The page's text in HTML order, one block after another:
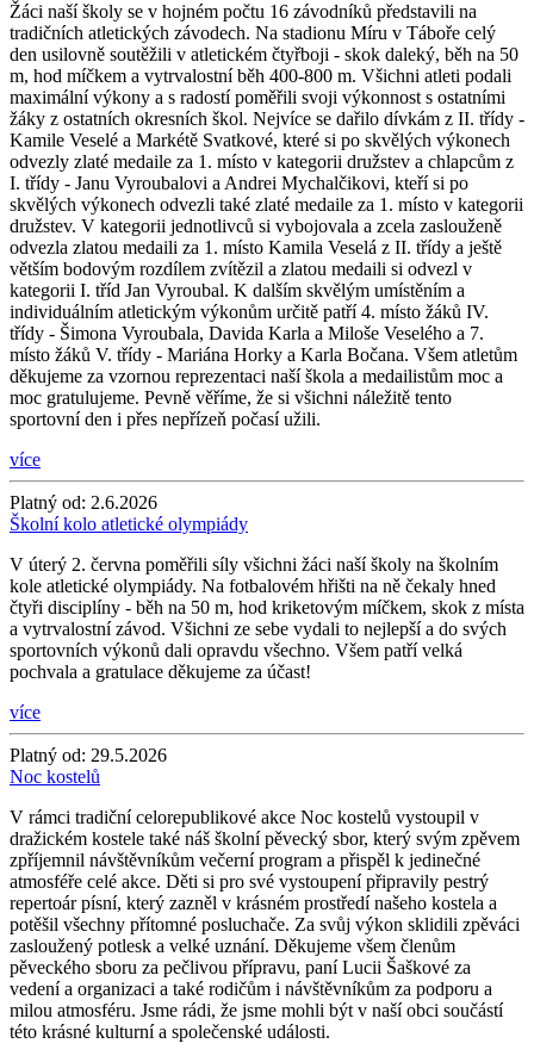
Žáci naší školy se v hojném počtu 16 závodníků představili na
tradičních atletických závodech. Na stadionu Míru v Táboře celý
den usilovně soutěžili v atletickém čtyřboji - skok daleký, běh na 50
m, hod míčkem a vytrvalostní běh 400-800 m. Všichni atleti podali
maximální výkony a s radostí poměřili svoji výkonnost s ostatními
žáky z ostatních okresních škol. Nejvíce se dařilo dívkám z II. třídy -
Kamile Veselé a Markétě Svatkové, které si po skvělých výkonech
odvezly zlaté medaile za 1. místo v kategorii družstev a chlapcům z
I. třídy - Janu Vyroubalovi a Andrei Mychalčikovi, kteří si po
skvělých výkonech odvezli také zlaté medaile za 1. místo v kategorii
družstev. V kategorii jednotlivců si vybojovala a zcela zaslouženě
odvezla zlatou medaili za 1. místo Kamila Veselá z II. třídy a ještě
větším bodovým rozdílem zvítězil a zlatou medaili si odvezl v
kategorii I. tříd Jan Vyroubal. K dalším skvělým umístěním a
individuálním atletickým výkonům určitě patří 4. místo žáků IV.
třídy - Šimona Vyroubala, Davida Karla a Miloše Veselého a 7.
místo žáků V. třídy - Mariána Horky a Karla Bočana. Všem atletům
děkujeme za vzornou reprezentaci naší škola a medailistům moc a
moc gratulujeme. Pevně věříme, že si všichni náležitě tento
sportovní den i přes nepřízeň počasí užili.
více
Platný od: 2.6.2026
Školní kolo atletické olympiády
V úterý 2. června poměřili síly všichni žáci naší školy na školním
kole atletické olympiády. Na fotbalovém hřišti na ně čekaly hned
čtyři disciplíny - běh na 50 m, hod kriketovým míčkem, skok z místa
a vytrvalostní závod. Všichni ze sebe vydali to nejlepší a do svých
sportovních výkonů dali opravdu všechno. Všem patří velká
pochvala a gratulace děkujeme za účast!
více
Platný od: 29.5.2026
Noc kostelů
V rámci tradiční celorepublikové akce Noc kostelů vystoupil v
dražickém kostele také náš školní pěvecký sbor, který svým zpěvem
zpříjemnil návštěvníkům večerní program a přispěl k jedinečné
atmosféře celé akce. Děti si pro své vystoupení připravily pestrý
repertoár písní, který zazněl v krásném prostředí našeho kostela a
potěšil všechny přítomné posluchače. Za svůj výkon sklidili zpěváci
zasloužený potlesk a velké uznání. Děkujeme všem členům
pěveckého sboru za pečlivou přípravu, paní Lucii Šaškové za
vedení a organizaci a také rodičům i návštěvníkům za podporu a
milou atmosféru. Jsme rádi, že jsme mohli být v naší obci součástí
této krásné kulturní a společenské události.